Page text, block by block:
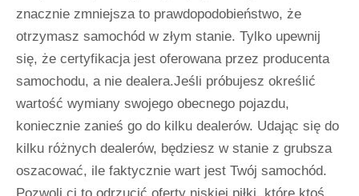
znacznie zmniejsza to prawdopodobieństwo, że
otrzymasz samochód w złym stanie. Tylko upewnij
się, że certyfikacja jest oferowana przez producenta
samochodu, a nie dealera.Jeśli próbujesz określić
wartość wymiany swojego obecnego pojazdu,
koniecznie zanieś go do kilku dealerów. Udając się do
kilku różnych dealerów, będziesz w stanie z grubsza
oszacować, ile faktycznie wart jest Twój samochód.
Pozwoli ci to odrzucić oferty niskiej piłki, które ktoś